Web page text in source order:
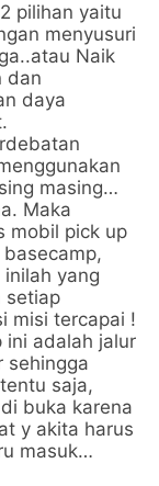
pilihan yaitu
menyusuri
Naik
dan
daya
masing…
Maka
mobil pick up
yang
setiap
misi tercapai !
ini adalah jalur
sehingga
saja,
buka karena
y akita harus
masuk…